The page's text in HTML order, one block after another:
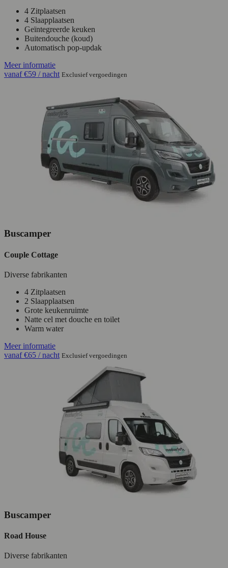
4 Zitplaatsen
4 Slaapplaatsen
Geïntegreerde keuken
Buitendouche (koud)
Automatisch pop-updak
Meer informatie
vanaf€59 / nacht Exclusief vergoedingen
Buscamper
Couple Cottage
Diverse fabrikanten
4 Zitplaatsen
2 Slaapplaatsen
Grote keukenruimte
Natte cel met douche en toilet
Warm water
Meer informatie
vanaf€65 / nacht Exclusief vergoedingen
Buscamper
Road House
Diverse fabrikanten